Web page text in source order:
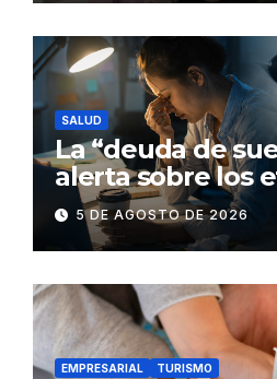
SALUD
La “deuda de
alerta sobre los
dormir mal en la
mental
5 DE AGOSTO DE 2026
EMPRESARIAL TURISMO